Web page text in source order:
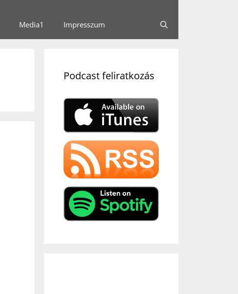
Media1 Impresszum
Podcast feliratkozás